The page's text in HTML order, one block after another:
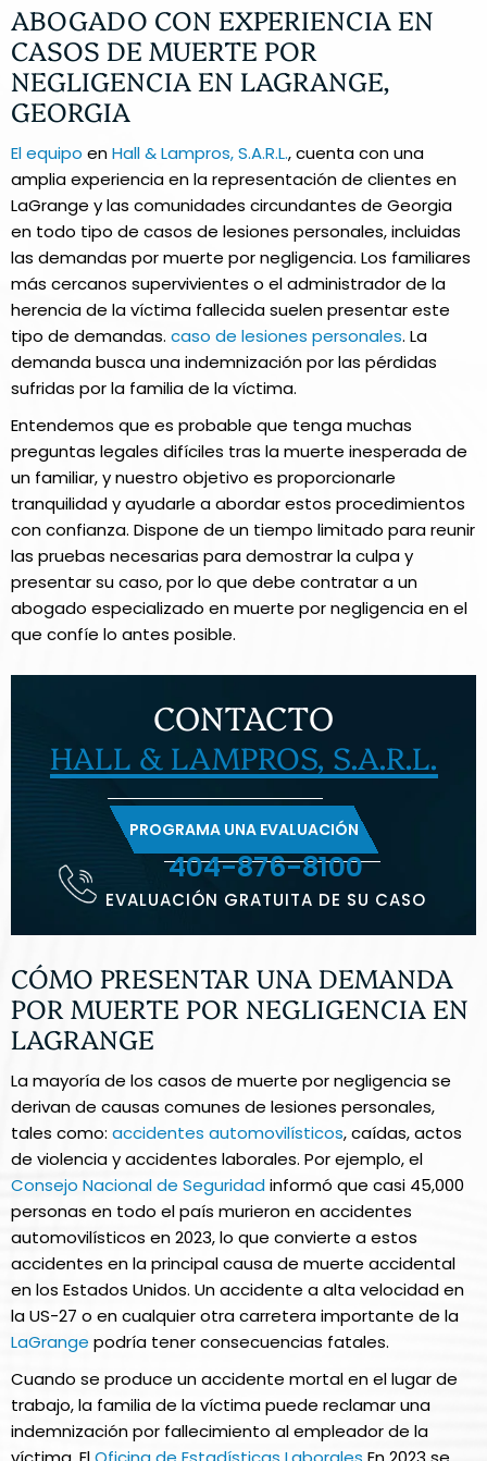
ABOGADO CON EXPERIENCIA EN
CASOS DE MUERTE POR
NEGLIGENCIA EN LAGRANGE,
GEORGIA
El equipo enHall & Lampros, S.A.R.L., cuenta con una
amplia experiencia en la representación de clientes en
LaGrange y las comunidades circundantes de Georgia
en todo tipo de casos de lesiones personales, incluidas
las demandas por muerte por negligencia. Los familiares
más cercanos supervivientes o el administrador de la
herencia de la víctima fallecida suelen presentar este
tipo de demandas. caso de lesiones personales. La
demanda busca una indemnización por las pérdidas
sufridas por la familia de la víctima.
Entendemos que es probable que tenga muchas
preguntas legales difíciles tras la muerte inesperada de
un familiar, y nuestro objetivo es proporcionarle
tranquilidad y ayudarle a abordar estos procedimientos
con confianza. Dispone de un tiempo limitado para reunir
las pruebas necesarias para demostrar la culpa y
presentar su caso, por lo que debe contratar a un
abogado especializado en muerte por negligencia en el
que confíe lo antes posible.
CONTACTO
HALL & LAMPROS, S.A.R.L.
PROGRAMA UNA EVALUACIÓN
404-876-8100
EVALUACIÓN GRATUITA DE SU CASO
CÓMO PRESENTAR UNA DEMANDA
POR MUERTE POR NEGLIGENCIA EN
LAGRANGE
La mayoría de los casos de muerte por negligencia se
derivan de causas comunes de lesiones personales,
tales como: accidentes automovilísticos, caídas, actos
de violencia y accidentes laborales. Por ejemplo, el
Consejo Nacional de Seguridadinformó que casi 45,000
personas en todo el país murieron en accidentes
automovilísticos en 2023, lo que convierte a estos
accidentes en la principal causa de muerte accidental
en los Estados Unidos. Un accidente a alta velocidad en
la US-27 o en cualquier otra carretera importante de la
LaGrange podría tener consecuencias fatales.
Cuando se produce un accidente mortal en el lugar de
trabajo, la familia de la víctima puede reclamar una
indemnización por fallecimiento al empleador de la